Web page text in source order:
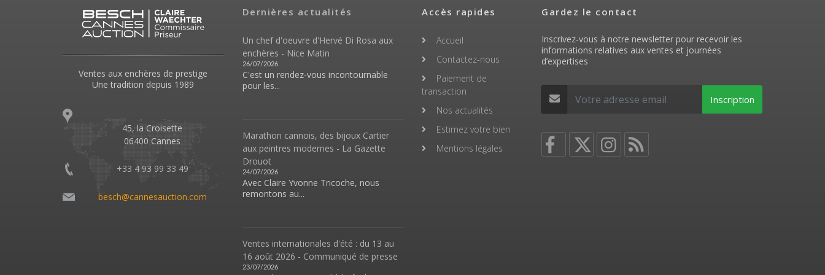
Ventes aux enchères de prestige
Une tradition depuis 1989
45, la Croisette
06400 Cannes
+33 4 93 99 33 49
besch@cannesauction.com
Dernières actualités
Un chef d'oeuvre d'Hervé Di Rosa aux
enchères - Nice Matin
26/07/2026
C'est un rendez-vous incontournable
pour les...
Marathon cannois, des bijoux Cartier
aux peintres modernes - La Gazette
Drouot
24/07/2026
Avec Claire Yvonne Tricoche, nous
remontons au...
Ventes internationales d'été : du 13 au
16 août 2026 - Communiqué de presse
23/07/2026
Accès rapides
Accueil
Contactez-nous
Paiement de
transaction
Nos actualités
Estimez votre bien
Mentions légales
Gardez le contact
Inscrivez-vous à notre newsletter pour recevoir les
informations relatives aux ventes et journées
d’expertises
Inscription